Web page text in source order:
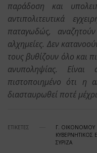
παράδοση και
αντιπολιτευτικά
παταγωδώς,
αλχημείες. Δεν
τους βυθίζουν όλο και
ανυποληψίας. Είναι
πιστοποιημένο ότι η
διασταυρωθεί ποτέ
ΕΤΙΚΕΤΕΣ Γ. ΟΙΚΟΝΟΜΟΥ
ΣΥΡΙΖΑ